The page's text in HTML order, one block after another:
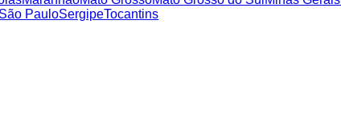
São PauloSergipeTocantins